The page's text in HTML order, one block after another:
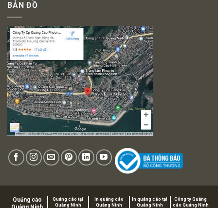
BẢN ĐỒ
Quảng cáo
Quảng cáo tại
Quảng Ninh
In quảng cáo
Quảng Ninh
In quảng cáo tại
Quảng Ninh
Công ty Quảng
cáo Quảng Ninh